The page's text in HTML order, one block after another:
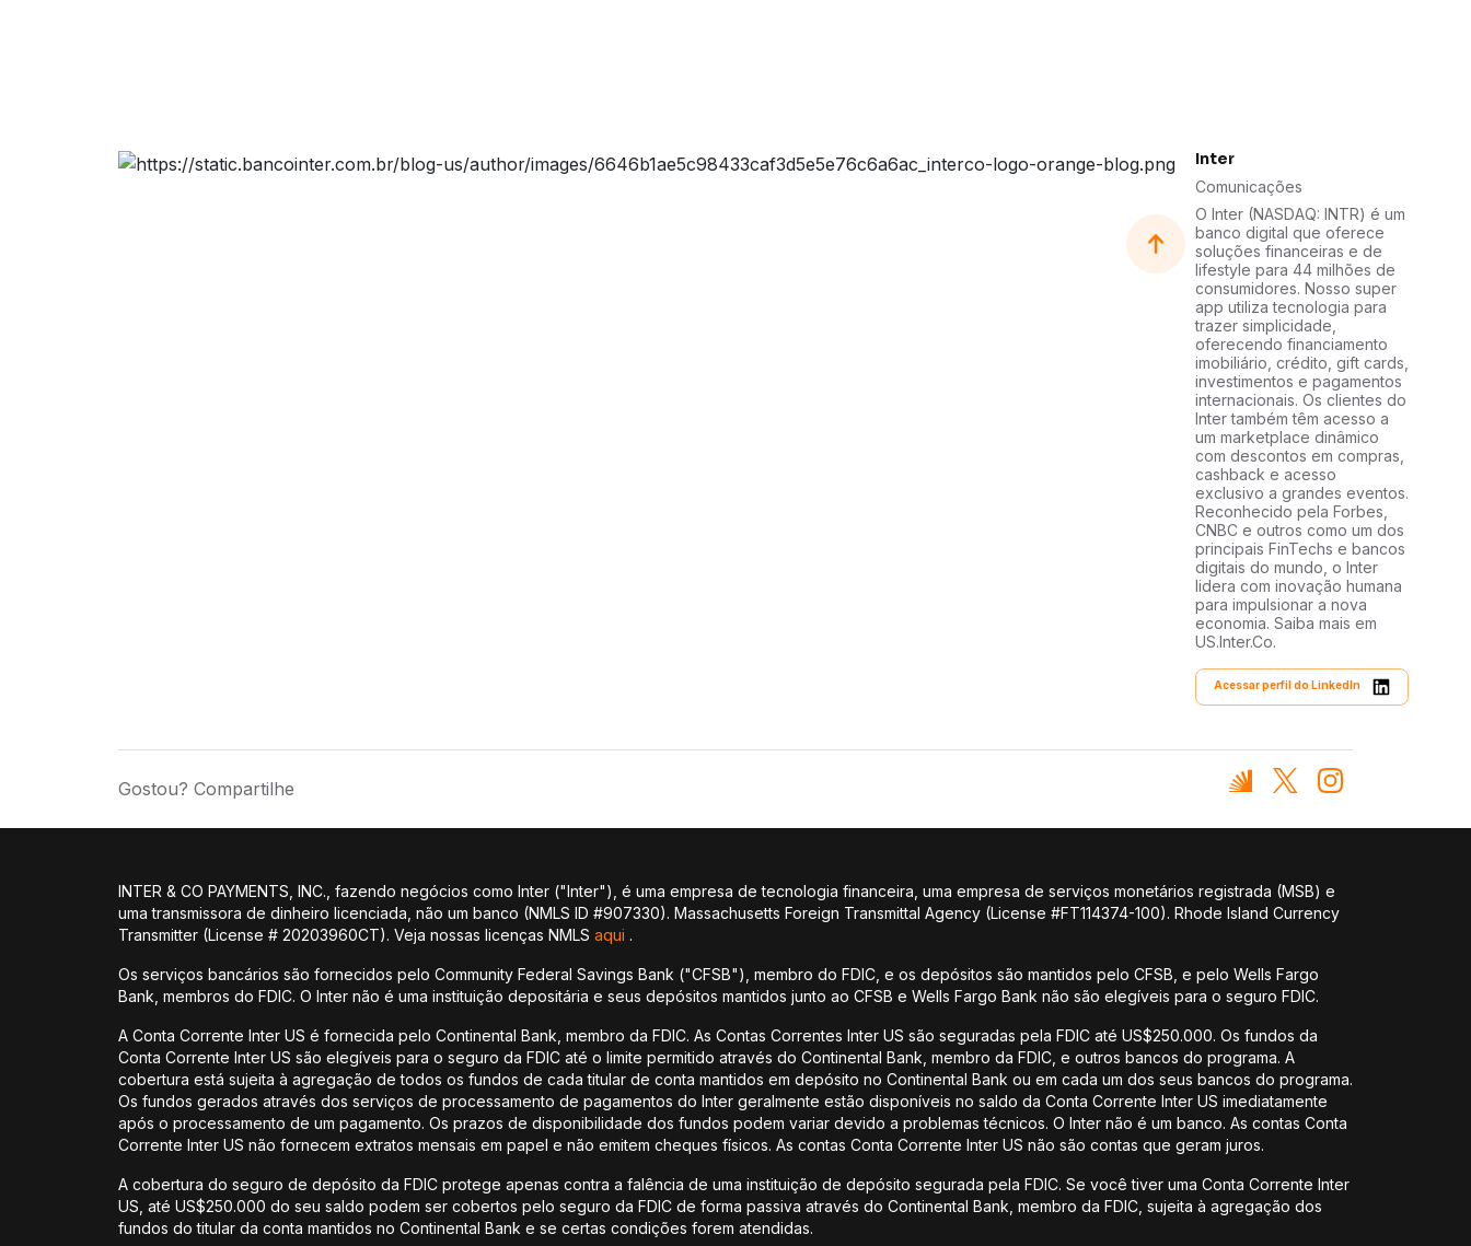
Inter
Comunicações
O Inter (NASDAQ: INTR) é um
banco digital que oferece
soluções financeiras e de
lifestyle para 44 milhões de
consumidores. Nosso super
app utiliza tecnologia para
trazer simplicidade,
oferecendo financiamento
imobiliário, crédito, gift cards,
investimentos e pagamentos
internacionais. Os clientes do
Inter também têm acesso a
um marketplace dinâmico
com descontos em compras,
cashback e acesso
exclusivo a grandes eventos.
Reconhecido pela Forbes,
CNBC e outros como um dos
principais FinTechs e bancos
digitais do mundo, o Inter
lidera com inovação humana
para impulsionar a nova
economia. Saiba mais em
US.Inter.Co.
Acessar perfil do LinkedIn
Gostou? Compartilhe
INTER & CO PAYMENTS, INC., fazendo negócios como Inter ("Inter"), é uma empresa de tecnologia financeira, uma empresa de serviços monetários registrada (MSB) e
uma transmissora de dinheiro licenciada, não um banco (NMLS ID #907330). Massachusetts Foreign Transmittal Agency (License #FT114374-100). Rhode Island Currency
Transmitter (License # 20203960CT). Veja nossas licenças NMLS aqui .
Os serviços bancários são fornecidos pelo Community Federal Savings Bank ("CFSB"), membro do FDIC, e os depósitos são mantidos pelo CFSB, e pelo Wells Fargo
Bank, membros do FDIC. O Inter não é uma instituição depositária e seus depósitos mantidos junto ao CFSB e Wells Fargo Bank não são elegíveis para o seguro FDIC.
A Conta Corrente Inter US é fornecida pelo Continental Bank, membro da FDIC. As Contas Correntes Inter US são seguradas pela FDIC até US$250.000. Os fundos da
Conta Corrente Inter US são elegíveis para o seguro da FDIC até o limite permitido através do Continental Bank, membro da FDIC, e outros bancos do programa. A
cobertura está sujeita à agregação de todos os fundos de cada titular de conta mantidos em depósito no Continental Bank ou em cada um dos seus bancos do programa.
Os fundos gerados através dos serviços de processamento de pagamentos do Inter geralmente estão disponíveis no saldo da Conta Corrente Inter US imediatamente
após o processamento de um pagamento. Os prazos de disponibilidade dos fundos podem variar devido a problemas técnicos. O Inter não é um banco. As contas Conta
Corrente Inter US não fornecem extratos mensais em papel e não emitem cheques físicos. As contas Conta Corrente Inter US não são contas que geram juros.
A cobertura do seguro de depósito da FDIC protege apenas contra a falência de uma instituição de depósito segurada pela FDIC. Se você tiver uma Conta Corrente Inter
US, até US$250.000 do seu saldo podem ser cobertos pelo seguro da FDIC de forma passiva através do Continental Bank, membro da FDIC, sujeita à agregação dos
fundos do titular da conta mantidos no Continental Bank e se certas condições forem atendidas.